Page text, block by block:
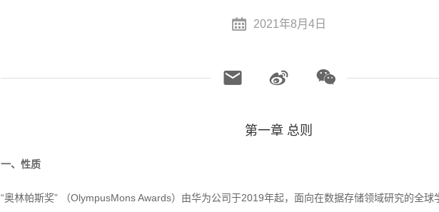
2021年8月4日
第一章 总则
一、性质
“奥林帕斯奖” （OlympusMons Awards）由华为公司于2019年起，面向在数据存储领域研究的全球